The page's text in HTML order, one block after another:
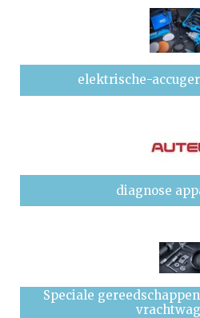
elektrische-
diagnose
Speciale